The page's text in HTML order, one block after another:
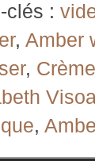
clés :
, Amber
,
,